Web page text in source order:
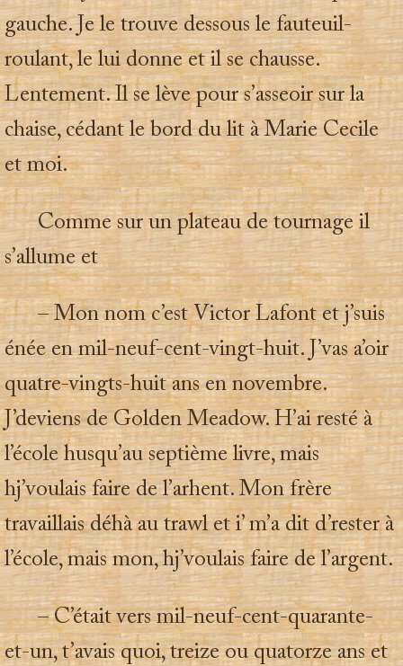
gauche. Je le trouve dessous le fauteuil-
roulant, le lui donne et il se chausse.
Lentement. Il se lève pour s’asseoir sur la
chaise, cédant le bord du lit à Marie Cecile
et moi.
Comme sur un plateau de tournage il
s’allume et
– Mon nom c’est Victor Lafont et j’suis
énée en mil-neuf-cent-vingt-huit. J’vas a’oir
quatre-vingts-huit ans en novembre.
J’deviens de Golden Meadow. H’ai resté à
l’école husqu’au septième livre, mais
hj’voulais faire de l’arhent. Mon frère
travaillais déhà au trawl et i’ m’a dit d’rester à
l’école, mais mon, hj’voulais faire de l’argent.
– C’était vers mil-neuf-cent-quarante-
et-un, t’avais quoi, treize ou quatorze ans et